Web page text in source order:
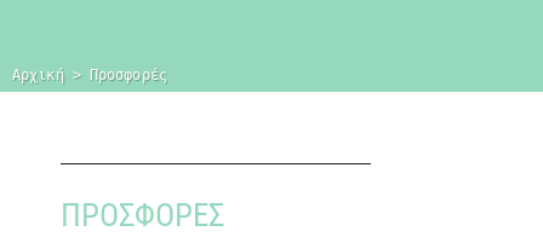
Αρχική > Προσφορές
ΠΡΟΣΦΟΡΈΣ